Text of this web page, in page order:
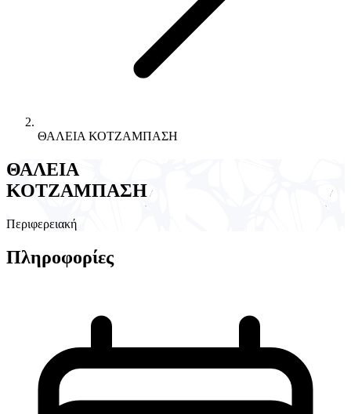
ΘΑΛΕΙΑ ΚΟΤΖΑΜΠΑΣΗ
ΘΑΛΕΙΑ
ΚΟΤΖΑΜΠΑΣΗ
Περιφερειακή
Πληροφορίες